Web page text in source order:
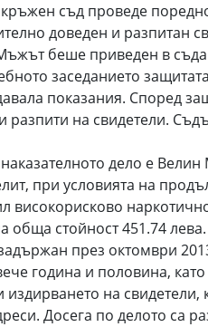
съд проведе
доведен и разпитан
беше приведен в
заседанието
показания. Според
на свидетели.
дело е
при условията на
високорисково
обща стойност 451.74 лева.
през октомври
година и половина,
издирването на
Досега по делото са